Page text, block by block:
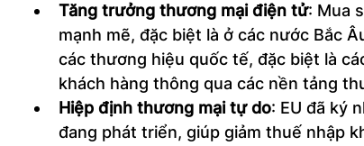
Tăng trưởng thương mại điện tử: Mua
mạnh mẽ, đặc biệt là ở các nước Bắc
các thương hiệu quốc tế, đặc biệt là
khách hàng thông qua các nền tảng
Hiệp định thương mại tự do: EU đã ký
đang phát triển, giúp giảm thuế nhập